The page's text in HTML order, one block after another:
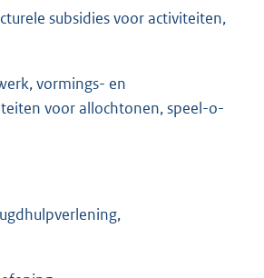
subsidies voor activiteiten,
vormings- en
voor allochtonen, speel-o-